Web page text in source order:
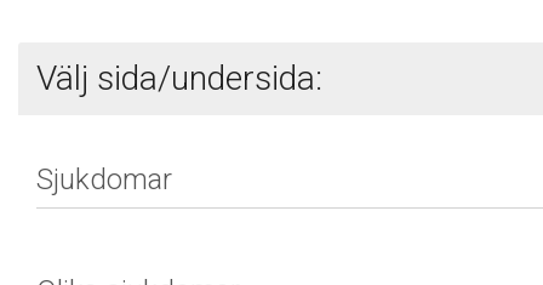
Välj sida/undersida: